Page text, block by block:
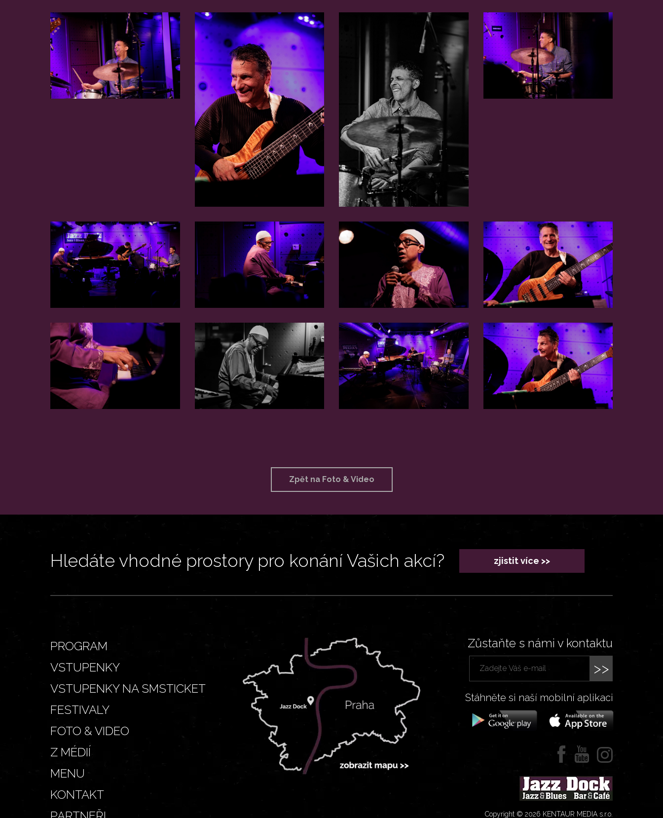
Zpět na Foto & Video
Hledáte vhodné prostory pro konání Vašich akcí? zjistit více >>
PROGRAM
VSTUPENKY
VSTUPENKY NA SMSTICKET
FESTIVALY
FOTO & VIDEO
Z MÉDIÍ
MENU
KONTAKT
Zůstaňte s námi v kontaktu
>>
Stáhněte si naší mobilní aplikaci
Copyright © 2026 KENTAUR MEDIA s.r.o.